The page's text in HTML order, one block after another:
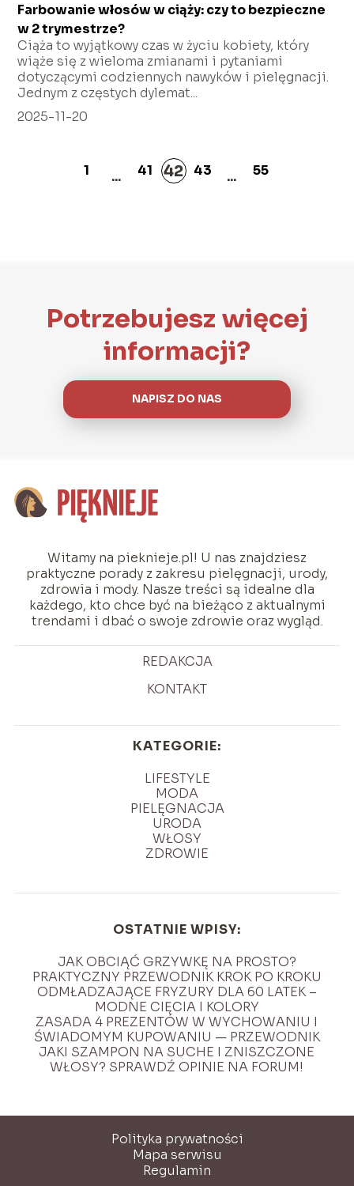
Farbowanie włosów w ciąży: czy to bezpieczne
w 2 trymestrze?
Ciąża to wyjątkowy czas w życiu kobiety, który
wiąże się z wieloma zmianami i pytaniami
dotyczącymi codziennych nawyków i pielęgnacji.
Jednym z częstych dylemat...
2025-11-20
1 ... 41 42 43 ... 55
Potrzebujesz więcej
informacji?
NAPISZ DO NAS
Witamy na pieknieje.pl! U nas znajdziesz
praktyczne porady z zakresu pielęgnacji, urody,
zdrowia i mody. Nasze treści są idealne dla
każdego, kto chce być na bieżąco z aktualnymi
trendami i dbać o swoje zdrowie oraz wygląd.
REDAKCJA
KONTAKT
KATEGORIE:
LIFESTYLE
MODA
PIELĘGNACJA
URODA
WŁOSY
ZDROWIE
OSTATNIE WPISY:
JAK OBCIĄĆ GRZYWKĘ NA PROSTO?
PRAKTYCZNY PRZEWODNIK KROK PO KROKU
ODMŁADZAJĄCE FRYZURY DLA 60 LATEK –
MODNE CIĘCIA I KOLORY
ZASADA 4 PREZENTÓW W WYCHOWANIU I
ŚWIADOMYM KUPOWANIU — PRZEWODNIK
JAKI SZAMPON NA SUCHE I ZNISZCZONE
WŁOSY? SPRAWDŹ OPINIE NA FORUM!
Polityka prywatności
Mapa serwisu
Regulamin